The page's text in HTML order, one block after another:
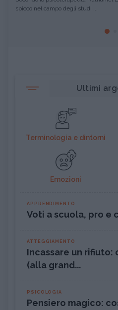
spicco nel campo degli studi ...
Ultimi
Terminologia e dintorni
Emozioni
APPRENDIMENTO
Voti a scuola, pro e
ATTEGGIAMENTO
Incassare un rifiuto:
(alla grand...
PSICOLOGIA
Pensiero magico: